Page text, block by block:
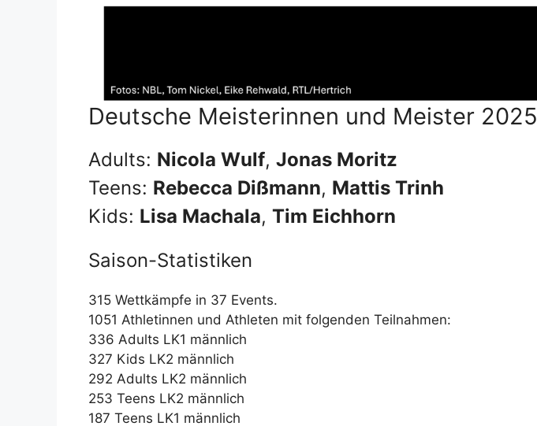
Deutsche Meisterinnen und Meister 2025
Adults: Nicola Wulf, Jonas Moritz
Teens: Rebecca Dißmann, Mattis Trinh
Kids: Lisa Machala, Tim Eichhorn
Saison-Statistiken
315 Wettkämpfe in 37 Events.
1051 Athletinnen und Athleten mit folgenden Teilnahmen:
336 Adults LK1 männlich
327 Kids LK2 männlich
292 Adults LK2 männlich
253 Teens LK2 männlich
187 Teens LK1 männlich